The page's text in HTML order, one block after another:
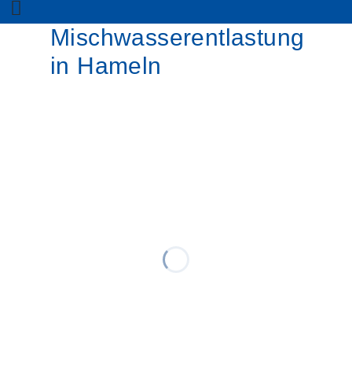
Mischwasserentlastung
in Hameln